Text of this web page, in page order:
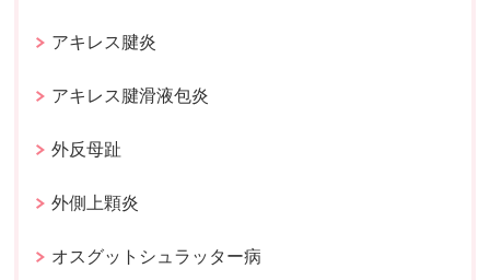
アキレス腱炎
アキレス腱滑液包炎
外反母趾
外側上顆炎
オスグットシュラッター病